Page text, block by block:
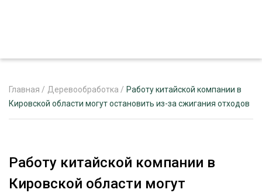
РЕКЛАМОДАТЕЛЯМ
Главная / Деревообработка / Работу китайской компании в
Кировской области могут остановить из-за сжигания отходов
Работу китайской компании в
Кировской области могут